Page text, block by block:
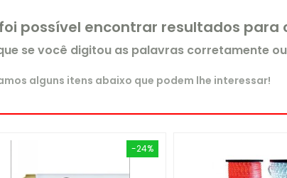
possível encontrar resultados para
se você digitou as palavras corretamente
alguns itens abaixo que podem lhe interessar!
-24%